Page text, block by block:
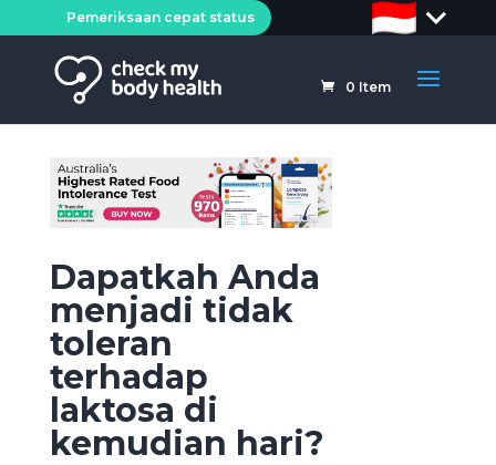
Pemeriksaan cepat status
0 Item
Dapatkah Anda
menjadi tidak
toleran
terhadap
laktosa di
kemudian hari?